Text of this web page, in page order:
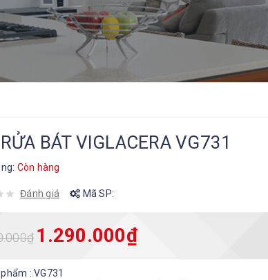
BÁT VIGLACERA VG731
Còn hàng
Đánh giá Mã SP:
₫ 1.290.000₫
: VG731